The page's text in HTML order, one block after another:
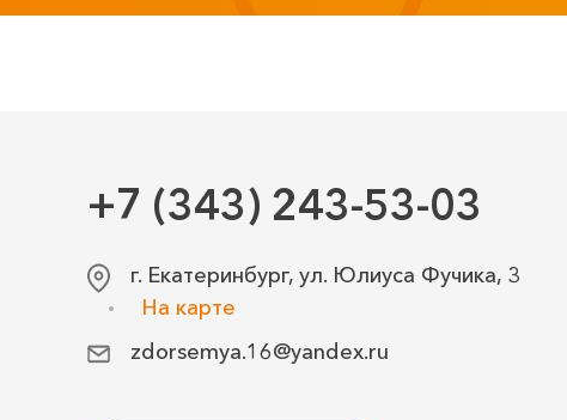
+7 (343) 243-53-03
г. Екатеринбург, ул. Юлиуса Фучика, 3
На карте
zdorsemya.16@yandex.ru